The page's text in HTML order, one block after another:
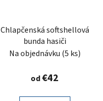
Chlapčenská softshellová
bunda hasiči
Na objednávku (5 ks)
od€42